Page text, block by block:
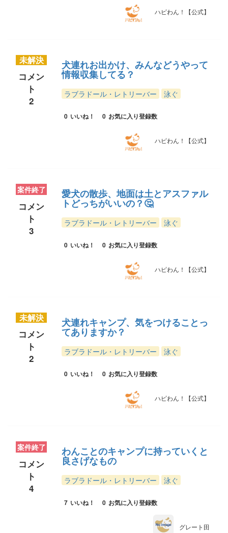
ハピわん！【公式】
未解決
コメン
ト
2
犬連れお出かけ、みんなどうやって
情報収集してる？
ラブラドール・レトリーバー 泳ぐ
0 いいね！ 0 お気に入り登録数
ハピわん！【公式】
案件終了
コメン
ト
3
愛犬の散歩、地面は土とアスファル
トどっちがいいの？🤔
ラブラドール・レトリーバー 泳ぐ
0 いいね！ 0 お気に入り登録数
ハピわん！【公式】
未解決
コメン
ト
2
犬連れキャンプ、気をつけることっ
てありますか？
ラブラドール・レトリーバー 泳ぐ
0 いいね！ 0 お気に入り登録数
ハピわん！【公式】
案件終了
コメン
ト
4
わんことのキャンプに持っていくと
良さげなもの
ラブラドール・レトリーバー 泳ぐ
7 いいね！ 0 お気に入り登録数
グレート田